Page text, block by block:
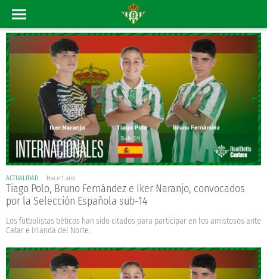
ACTUALIDAD Hace 1 año
Tiago Polo, Bruno Fernández e Iker Naranjo, convocados
por la Selección Española sub-14
Los futbolistas béticos han sido citados para participar en los amistosos ante
Catar e Irlanda del Norte.